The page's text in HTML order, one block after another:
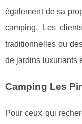
également de sa
camping. Les
traditionnelles ou
de jardins luxuriants
Camping Les
Pour ceux qui